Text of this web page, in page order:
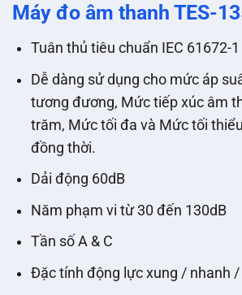
Máy đo âm thanh TES-
Tuân thủ tiêu chuẩn IEC 61672-
Dễ dàng sử dụng cho mức áp
tương đương, Mức tiếp xúc âm
trăm, Mức tối đa và Mức tối
đồng thời.
Dải động 60dB
Năm phạm vi từ 30 đến 130dB
Tần số A & C
Đặc tính động lực xung / nhanh